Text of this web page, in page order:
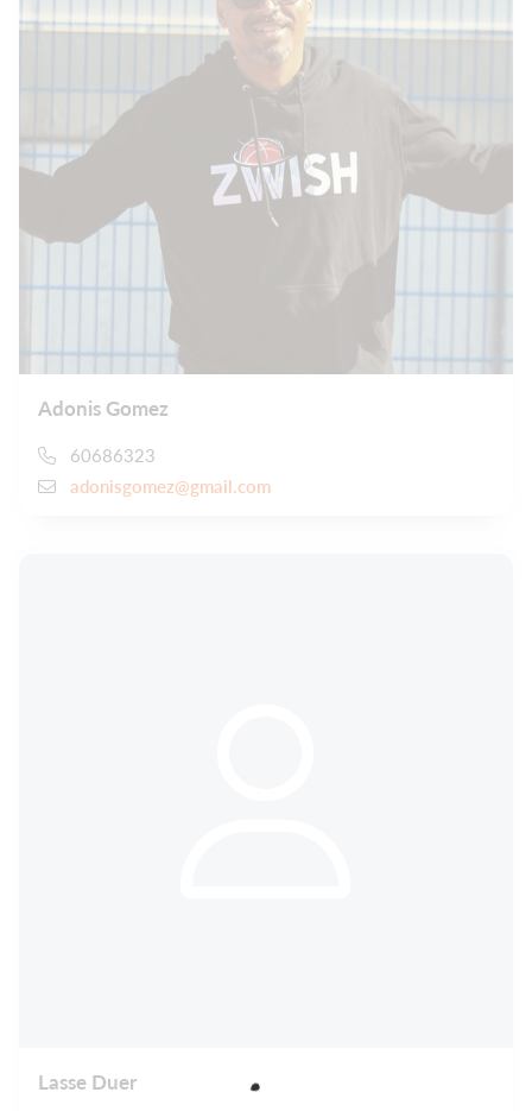
Adonis Gomez
60686323
adonisgomez@gmail.com
Lasse Duer